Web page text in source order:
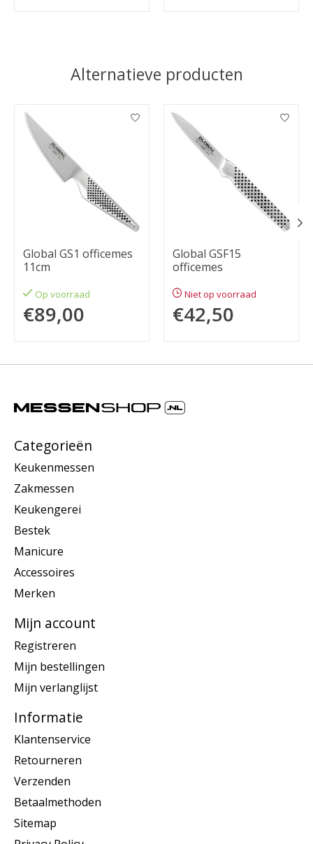
Alternatieve producten
Items van productcarrousel
Global GS1 officemes
11cm
Op voorraad
€89,00
Global GSF15
officemes
Niet op voorraad
€42,50
Categorieën
Keukenmessen
Zakmessen
Keukengerei
Bestek
Manicure
Accessoires
Merken
Mijn account
Registreren
Mijn bestellingen
Mijn verlanglijst
Informatie
Klantenservice
Retourneren
Verzenden
Betaalmethoden
Sitemap